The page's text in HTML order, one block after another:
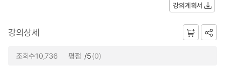
강의계획서
강의상세
조회수10,736 평점 /5(0)